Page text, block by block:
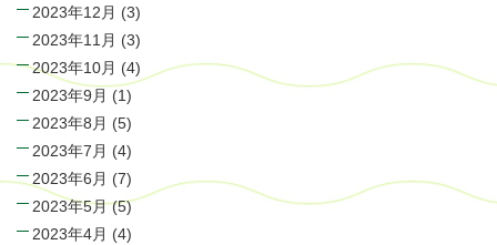
2023年12月 (3)
2023年11月 (3)
2023年10月 (4)
2023年9月 (1)
2023年8月 (5)
2023年7月 (4)
2023年6月 (7)
2023年5月(5)
2023年4月 (4)